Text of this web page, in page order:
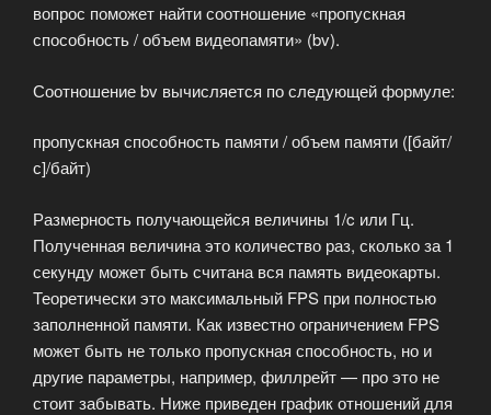
вопрос поможет найти соотношение «пропускная
способность / объем видеопамяти» (bv).
Соотношение bv вычисляется по следующей формуле:
пропускная способность памяти / объем памяти ([байт/
с]/байт)
Размерность получающейся величины 1/c или Гц.
Полученная величина это количество раз, сколько за 1
секунду может быть считана вся память видеокарты.
Теоретически это максимальный FPS при полностью
заполненной памяти. Как известно ограничением FPS
может быть не только пропускная способность, но и
другие параметры, например, филлрейт — про это не
стоит забывать. Ниже приведен график отношений для